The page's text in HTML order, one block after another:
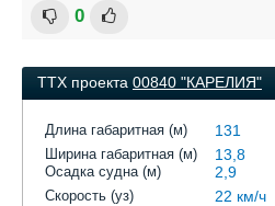
0
ТТХ проекта 00840 "КАРЕЛИЯ"
Длина габаритная (м) 131
Ширина габаритная (м) 13,8
Осадка судна (м) 2,9
Скорость (уз) 22 км/ч